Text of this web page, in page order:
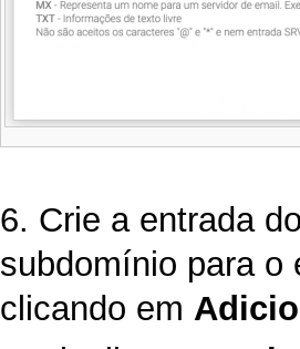
6. Crie a entrada
subdomínio para o
clicando em